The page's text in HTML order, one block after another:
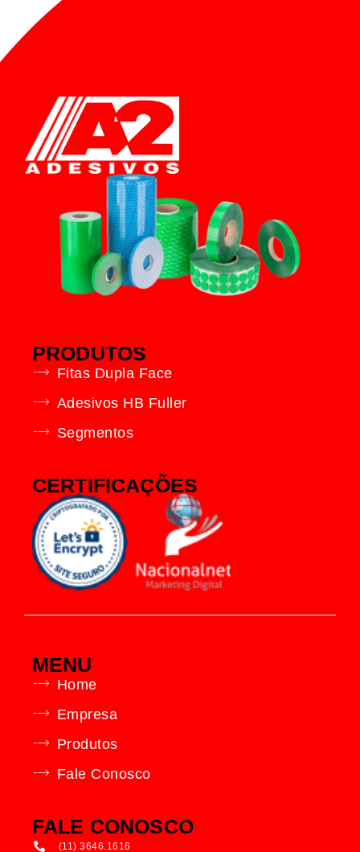
PRODUTOS
Fitas Dupla Face
Adesivos HB Fuller
Segmentos
CERTIFICAÇÕES
MENU
Home
Empresa
Produtos
Fale Conosco
FALE CONOSCO
(11) 3646.1616